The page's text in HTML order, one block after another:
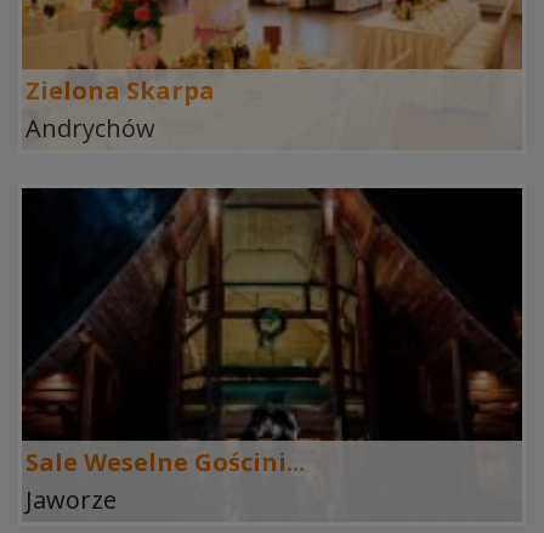
Zielona Skarpa
Andrychów
Sale Weselne Gościni...
Jaworze